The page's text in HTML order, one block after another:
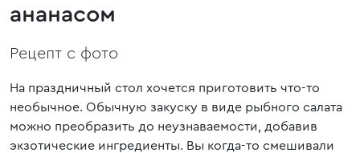
ананасом
Рецепт с фото
На праздничный стол хочется приготовить что-то
необычное. Обычную закуску в виде рыбного салата
можно преобразить до неузнаваемости, добавив
экзотические ингредиенты. Вы когда-то смешивали